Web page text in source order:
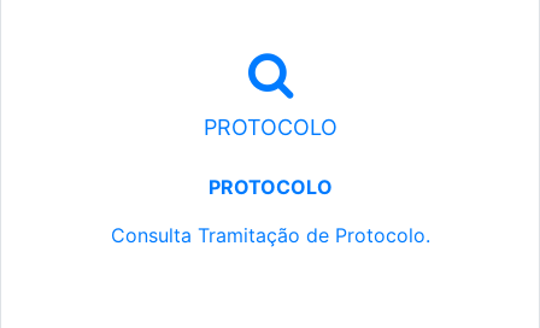
PROTOCOLO
PROTOCOLO
Consulta Tramitação de Protocolo.